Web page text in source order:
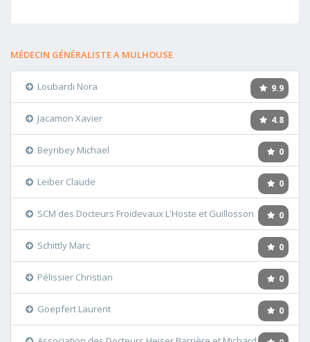
MÉDECIN GÉNÉRALISTE A MULHOUSE
9.9
Loubardi Nora
4.8
Jacamon Xavier
0
Beyribey Michael
0
Leiber Claude
0
SCM des Docteurs Froidevaux L'Hoste et Guillosson
0
Schittly Marc
0
Pélissier Christian
0
Goepfert Laurent